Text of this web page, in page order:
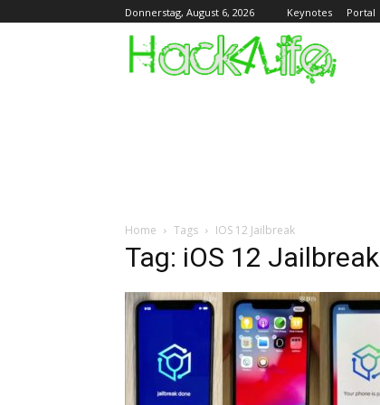
Donnerstag, August 6, 2026 Keynotes Portal
Home Tags IOS 12 Jailbreak
Tag: iOS 12 Jailbreak